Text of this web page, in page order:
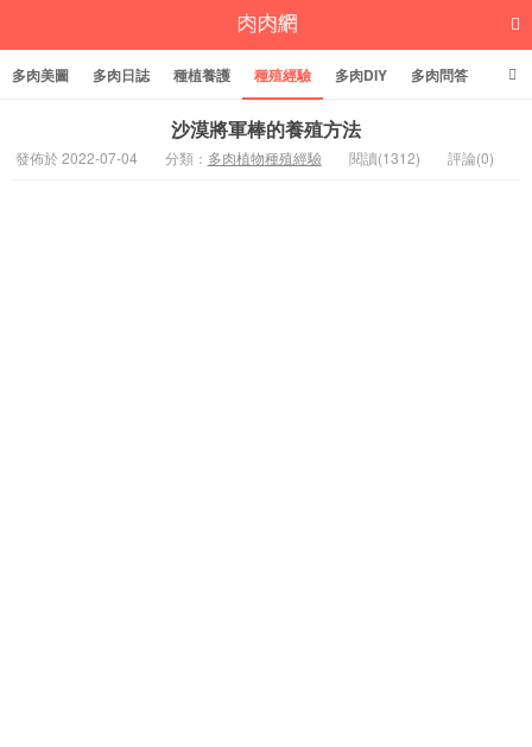
多肉美圖 多肉日誌 種植養護 種殖經驗 多肉DIY 多肉問答
沙漠將軍棒的養殖方法
發佈於 2022-07-04 分類： 多肉植物種殖經驗 閱讀(1312) 評論(0)